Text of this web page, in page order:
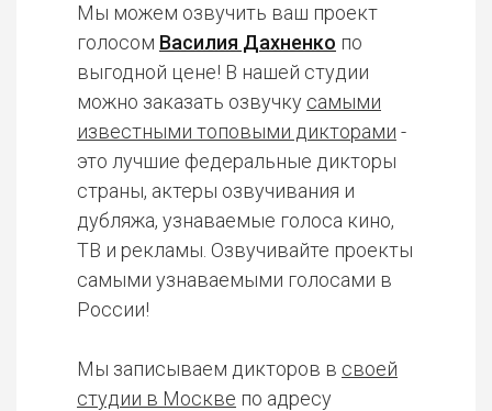
Мы можем озвучить ваш проект
голосом Василия Дахненко по
выгодной цене! В нашей студии
можно заказать озвучку самыми
известными топовыми дикторами -
это лучшие федеральные дикторы
страны, актеры озвучивания и
дубляжа, узнаваемые голоса кино,
ТВ и рекламы. Озвучивайте проекты
самыми узнаваемыми голосами в
России!
Мы записываем дикторов в своей
студии в Москве по адресу